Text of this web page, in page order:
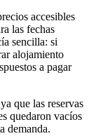
accesibles
las fechas
sencilla: si
alojamiento
a pagar
que las reservas
quedaron vacíos
demanda.